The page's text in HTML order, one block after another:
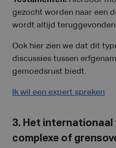
gezocht worden naar een
wordt altijd
Ook hier zien we dat dit
discussies tussen
gemoedsrust biedt.
Ik wil een expert spreken
3. Het
complexe of